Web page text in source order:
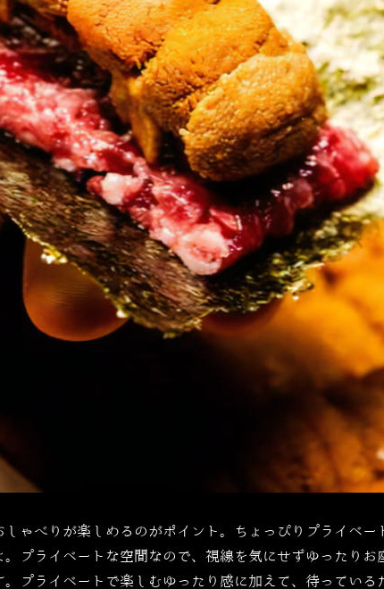
ゃべりが楽しめるのがポイント。ちょっぴりプライベー
プライベートな空間なので、視線を気にせずゆったりお
プライベートで楽しむゆったり感に加えて、待っている